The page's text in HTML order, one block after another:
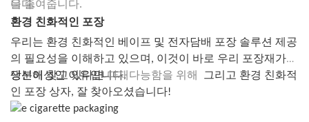
다. 어린이 보호용 포장재로 업그레이드하면 전자담배를 소비자에
게 안전하고 믿을 수 있는 선택지로 자리매김하여 경쟁이 치열한 시
장에서 장기적인 성장과 성공을 확보할 수 있습니다.
결론적으로, 전자담배 포장을 어린이 보호용 봉투로 교체하는 것은
어린이의 실수로 인한 섭취를 방지하고, 관련 법규를 준수하며, 법적
책임 위험을 줄이고, 브랜드 이미지를 향상시키고, 장기적인 성공을
보장하는 데 필수적입니다. 어린이 보호용 봉투는 전자담배를 안전
하게 보호하고 소비자에게 안심을 제공하는 믿을 수 있고 효과적인
디자인과 기능 면에서, 어린이 보호 포장은 어린이 안전 포장보다 더
정교한 잠금 장치나 복잡한 디자인을 적용하는 경우가 많습니다. 이
러한 추가 기능 덕분에 어린이가 내용물에 접근하기가 훨씬 어려워
지고, 높은 수준의 보호가 필요한 제품에 추가적인 보안을 제공합니
다.
궁극적으로 어린이 보호 포장과 어린이 안전 포장 중 어떤 것을 선택
할지는 특정 제품과 관련된 요구 사항 및 위험에 따라 달라집니다.
두 유형의 포장 모두 우발적인 섭취 및 부상으로부터 제품을 보호하
을 줄여줍니다.
니다.
환경 친화적인 포장
우리는 환경 친화적인 베이프 및 전자담배 포장 솔루션 제공
의 필요성을 이해하고 있으며, 이것이 바로 우리 포장재가
생분해성인 이유입니다.
당신이 찾고 있다면다재다능함을 위해
그리고 환경 친화적
인 포장 상자, 잘 찾아오셨습니다!